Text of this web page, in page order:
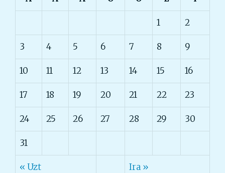
1 2
3 4 5 6 7 8 9
10 11 12 13 14 15 16
17 18 19 20 21 22 23
24 25 26 27 28 29 30
31
« Uzt Ira »